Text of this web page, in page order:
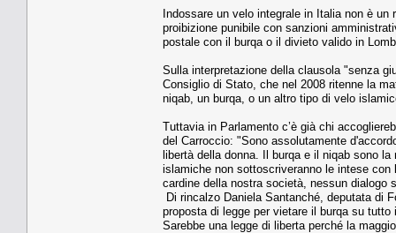
Indossare un velo integrale in Italia non è
proibizione punibile con sanzioni
postale con il burqa o il divieto valido in
Sulla interpretazione della clausola "senza
Consiglio di Stato, che nel 2008 ritenne la
niqab, un burqa, o un altro tipo di velo
Tuttavia in Parlamento c’è già chi
del Carroccio: "Sono assolutamente
libertà della donna. Il burqa e il niqab sono
islamiche non sottoscriveranno le intese
cardine della nostra società, nessun dialogo
Di rincalzo Daniela Santanché, deputata di
proposta di legge per vietare il burqa su
Sarebbe una legge di liberta perché la